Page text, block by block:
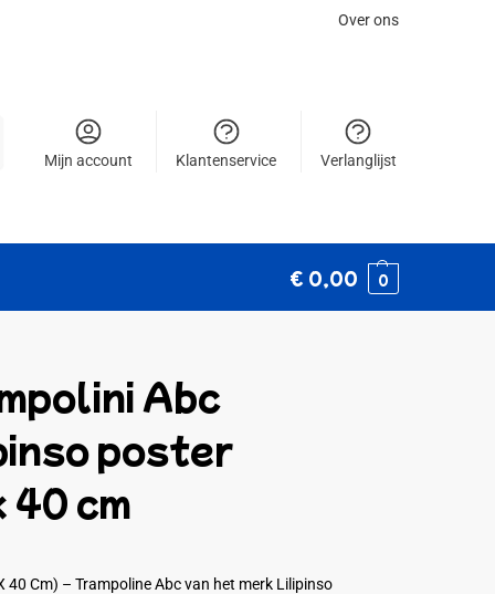
Over ons
Mijn account Klantenservice Verlanglijst
€ 0,00 0
Abc
poster
40 cm
40 Cm) – Trampoline Abc van het merk Lilipinso